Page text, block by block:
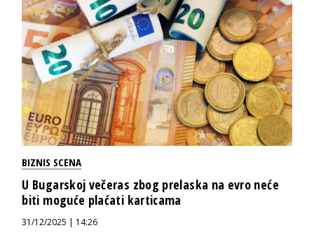
BIZNIS SCENA
U Bugarskoj večeras zbog prelaska na evro neće
biti moguće plaćati karticama
31/12/2025 | 14:26